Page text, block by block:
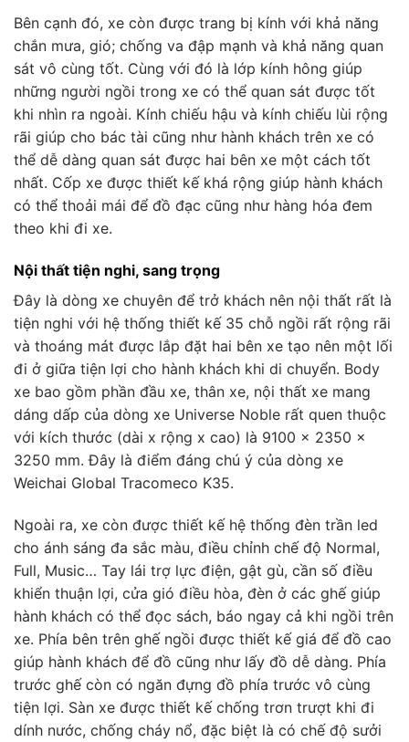
Bên cạnh đó, xe còn được trang bị kính với khả năng
chắn mưa, gió; chống va đập mạnh và khả năng quan
sát vô cùng tốt. Cùng với đó là lớp kính hông giúp
những người ngồi trong xe có thể quan sát được tốt
khi nhìn ra ngoài. Kính chiếu hậu và kính chiếu lùi rộng
rãi giúp cho bác tài cũng như hành khách trên xe có
thể dễ dàng quan sát được hai bên xe một cách tốt
nhất. Cốp xe được thiết kế khá rộng giúp hành khách
có thể thoải mái để đồ đạc cũng như hàng hóa đem
theo khi đi xe.
Nội thất tiện nghi, sang trọng
Đây là dòng xe chuyên để trở khách nên nội thất rất là
tiện nghi với hệ thống thiết kế 35 chỗ ngồi rất rộng rãi
và thoáng mát được lắp đặt hai bên xe tạo nên một lối
đi ở giữa tiện lợi cho hành khách khi di chuyển. Body
xe bao gồm phần đầu xe, thân xe, nội thất xe mang
dáng dấp của dòng xe Universe Noble rất quen thuộc
với kích thước (dài x rộng x cao) là 9100 x 2350 x
3250 mm. Đây là điểm đáng chú ý của dòng xe
Weichai Global Tracomeco K35.
Ngoài ra, xe còn được thiết kế hệ thống đèn trần led
cho ánh sáng đa sắc màu, điều chỉnh chế độ Normal,
Full, Music… Tay lái trợ lực điện, gật gù, cần số điều
khiển thuận lợi, cửa gió điều hòa, đèn ở các ghế giúp
hành khách có thể đọc sách, báo ngay cả khi ngồi trên
xe. Phía bên trên ghế ngồi được thiết kế giá để đồ cao
giúp hành khách để đồ cũng như lấy đồ dễ dàng. Phía
trước ghế còn có ngăn đựng đồ phía trước vô cùng
tiện lợi. Sàn xe được thiết kế chống trơn trượt khi đi
dính nước, chống cháy nổ, đặc biệt là có chế độ sưởi